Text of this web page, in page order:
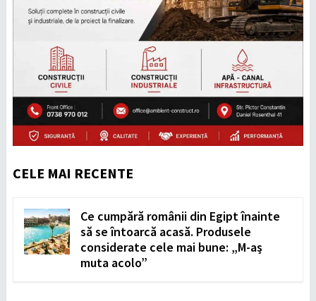
CELE MAI RECENTE
Ce cumpără românii din Egipt înainte
să se întoarcă acasă. Produsele
considerate cele mai bune: „M-aș
muta acolo”